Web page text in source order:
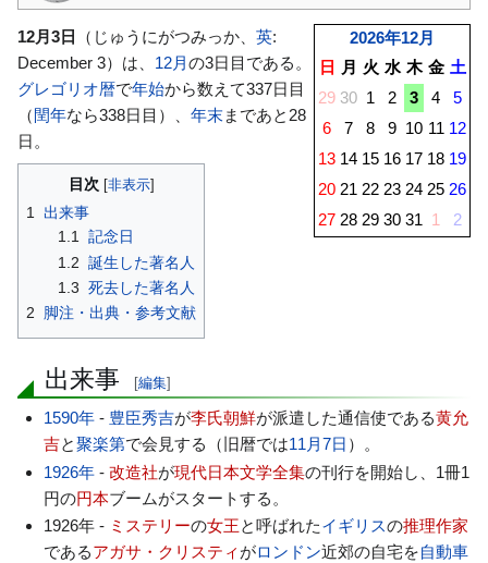
ー
シ
ョ
ン
に
移
動
2026年12月
日
月 火 水 木 金 土
29 30 1 2 3 4
5
6
7 8 9 10 11 12
13 14 15 16 17 18 19
20 21 22 23 24 25 26
27 28 29 30 31 1 2
12月3日 （じゅうにがつみっか、 英:
December 3）は、 12月の3日目である。
グレゴリオ暦で年始から数えて337日目
（閏年なら338日目）、 年末 まであと28
日。
目次
1
出来事
1.1
記念日
1.2 誕生した著名人
1.3 死去した著名人
2
脚注・出典・参考文献
出来事 [編集]
1590年 - 豊臣秀吉が李氏朝鮮が派遣した通信使である黄允
吉と聚楽第で会見する（旧暦では11月7日 ）。
1926年 -改造社が現代日本文学全集の刊行を開始し、1冊1
円の円本ブームがスタートする。
1926年 - ミステリーの女王と呼ばれたイギリスの推理作家
であるアガサ・クリスティ がロンドン近郊の自宅を自動車